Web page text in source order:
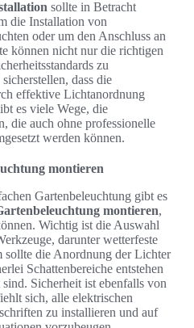
sollte in Betracht
die Installation von
oder um den Anschluss an
können nicht nur die richtigen
zu
dass die
effektive Lichtanordnung
es viele Wege, die
die auch ohne professionelle
werden können.
montieren
Gartenbeleuchtung gibt es
montieren,
Wichtig ist die Auswahl
darunter wetterfeste
sollte die Anordnung der Lichter
Schattenbereiche entstehen
Sicherheit ist ebenfalls von
sich, alle elektrischen
zu installieren und auf